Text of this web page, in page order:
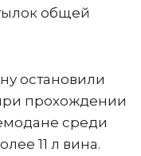
общей
остановили
прохождении
среди
11 л вина.